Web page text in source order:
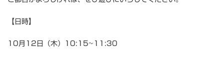
【日時】
10月12日（木）10:15~11:30